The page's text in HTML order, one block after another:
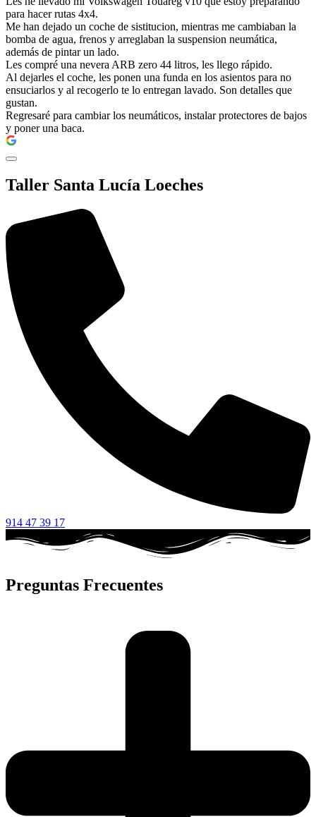
para hacer rutas 4x4.
Me han dejado un coche de sistitucion, mientras me cambiaban la
bomba de agua, frenos y arreglaban la suspension neumática,
además de pintar un lado.
Les compré una nevera ARB zero 44 litros, les llego rápido.
Al dejarles el coche, les ponen una funda en los asientos para no
ensuciarlos y al recogerlo te lo entregan lavado. Son detalles que
gustan.
Regresaré para cambiar los neumáticos, instalar protectores de bajos
y poner una baca.
Taller Santa Lucía Loeches
914 47 39 17
Preguntas Frecuentes